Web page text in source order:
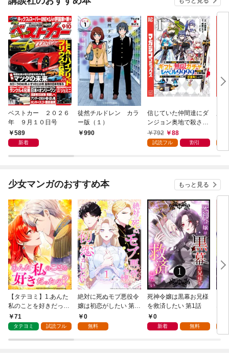
ベストカー ２０２６
年 ９月１０日号
589
新着
徒然チルドレン カラ
ー版（１）
990
信じていた仲間達にダ
ンジョン奥地で殺され
かけたがギフト『無限
ガチャ』でレベル９９
『ざまぁ！』します！
792 88
試読フル 割引
少女マンガのおすすめ本 もっと見る
【タテヨミ】1.あんた
私のことを好きだった
の？
71
タテヨミ 試読フル
絶対に死ぬモブ悪役令
嬢は初恋がしたい 第1
話0
無料
死神令嬢は黒幕お兄様
を救済したい 第1話
0
新着 無料
な